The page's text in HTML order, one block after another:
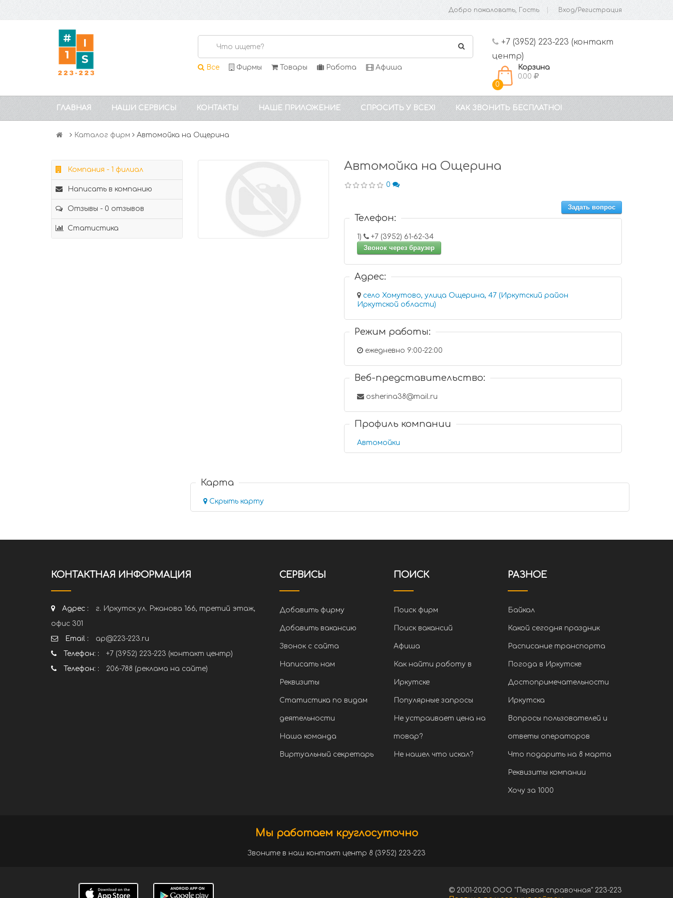
Добро пожаловать, Гость Вход/Регистрация
Все Фирмы Товары Работа Афиша
+7 (3952) 223-223 (контакт
центр)
0
Корзина
0.00
ГЛАВНАЯ НАШИ СЕРВИСЫ КОНТАКТЫ НАШЕ ПРИЛОЖЕНИЕ СПРОСИТЬ У ВСЕХ! КАК ЗВОНИТЬ БЕСПЛАТНО!
Каталог фирм Автомойка на Ощерина
Компания - 1 филиал
Написать в компанию
Отзывы - 0 отзывов
Статистика
Автомойка на Ощерина
0
Задать вопрос
Телефон:
1)
+7 (3952) 61-62-34
Звонок через браузер
Адрес:
село Хомутово, улица Ощерина, 47 (Иркутский район
Иркутской области)
Режим работы:
ежедневно 9:00-22:00
Веб-представительство:
osherina38@mail.ru
Профиль компании
Автомойки
Карта
Скрыть карту
КОНТАКТНАЯ ИНФОРМАЦИЯ
Адрес :
г. Иркутск ул. Ржанова 166, третий этаж,
офис 301
Email :
ap@223-223.ru
Телефон: :
+7 (3952) 223-223 (контакт центр)
Телефон: :
206-788 (реклама на сайте)
СЕРВИСЫ
Добавить фирму
Добавить вакансию
Звонок с сайта
Написать нам
Реквизиты
Статистика по видам
деятельности
Наша команда
Виртуальный секретарь
ПОИСК
Поиск фирм
Поиск вакансий
Афиша
Как найти работу в
Иркутске
Популярные запросы
Не устраивает цена на
товар?
Не нашел что искал?
РАЗНОЕ
Байкал
Какой сегодня праздник
Расписание транспорта
Погода в Иркутске
Достопримечательности
Иркутска
Вопросы пользователей и
ответы операторов
Что подарить на 8 марта
Реквизиты компании
Хочу за 1000
Мы работаем круглосуточно
Звоните в наш контакт центр 8 (3952) 223-223
© 2001-2020 ООО "Первая справочная" 223-223